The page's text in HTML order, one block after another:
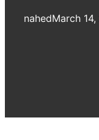
nahedMarch